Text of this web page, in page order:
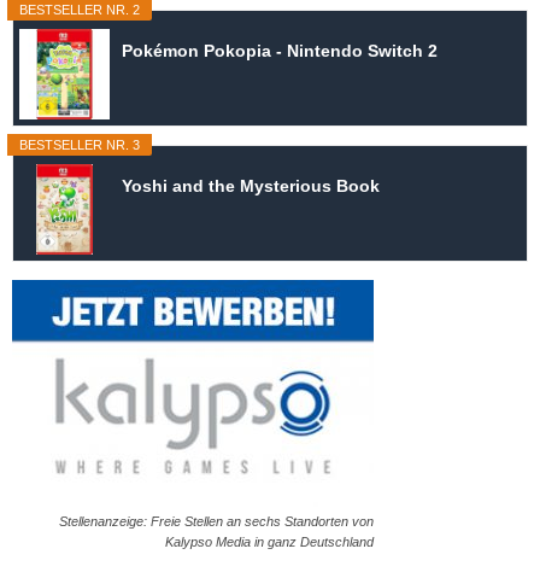
BESTSELLER NR. 2
Pokémon Pokopia - Nintendo Switch 2
BESTSELLER NR. 3
Yoshi and the Mysterious Book
Stellenanzeige: Freie Stellen an sechs Standorten von
Kalypso Media in ganz Deutschland